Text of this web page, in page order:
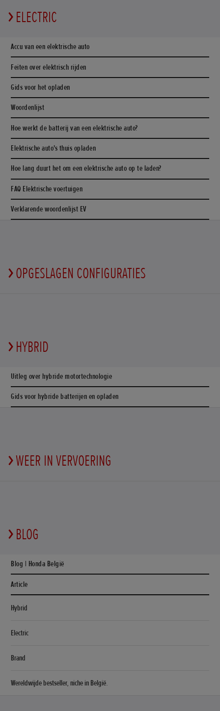
ELECTRIC
Accu van een elektrische auto
Feiten over elektrisch rijden
Gids voor het opladen
Woordenlijst
Hoe werkt de batterij van een elektrische auto?
Elektrische auto's thuis opladen
Hoe lang duurt het om een elektrische auto op te laden?
FAQ Elektrische voertuigen
Verklarende woordenlijst EV
OPGESLAGEN CONFIGURATIES
HYBRID
Uitleg over hybride motortechnologie
Gids voor hybride batterijen en opladen
WEER IN VERVOERING
BLOG
Blog | Honda België
Article
Hybrid
Electric
Brand
Wereldwijde bestseller, niche in België.